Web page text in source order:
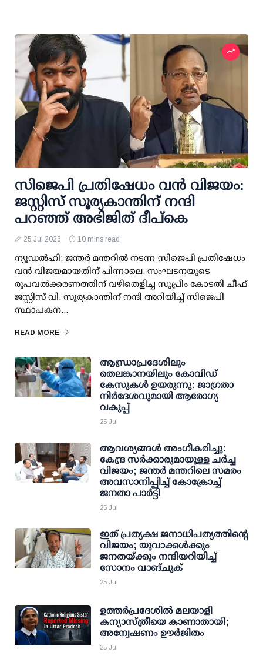
സിജെപി പ്രതിഷേധം വന്‍ വിജയം:
ജസ്റ്റിസ് സൂര്യകാന്തിന് നന്ദി
പറഞ്ഞ് അഭിജിത് ദീപ്കെ
25 Jul 2026 10 mins read
ന്യൂഡല്‍ഹി: ജന്തര്‍ മന്തറില്‍ നടന്ന സിജെപി പ്രതിഷേധം
വന്‍ വിജയമായതിന് പിന്നാലെ, സംഘടനയുടെ
രൂപവല്‍ക്കരണത്തിന് വഴിതെളിച്ച സുപ്രീം കോടതി ചീഫ്
ജസ്റ്റിസ് വി. സൂര്യകാന്തിന് നന്ദി അറിയിച്ച് സിജെപി
സ്ഥാപകന...
READ MORE
ആന്ധ്രാപ്രദേശിലും
തെലങ്കാനയിലും കോവിഡ്
കേസുകള്‍ ഉയരുന്നു: ജാഗ്രതാ
നിര്‍ദേശവുമായി ആരോഗ്യ
വകുപ്പ്
25 Jul
ആവശ്യങ്ങള്‍ അംഗീകരിച്ചു:
കേന്ദ്ര സര്‍ക്കാരുമായുള്ള ചര്‍ച്ച
വിജയം; ജന്തര്‍ മന്തറിലെ സമരം
അവസാനിപ്പിച്ച് കോക്രോച്ച്
ജനതാ പാര്‍ട്ടി
25 Jul
ഇത് പ്രത്യക്ഷ ജനാധിപത്യത്തിന്റെ
വിജയം; യുവാക്കള്‍ക്കും
ജനതയ്ക്കും നന്ദിയറിയിച്ച്
സോനം വാങ്ചുക്
25 Jul
ഉത്തർപ്രദേശിൽ മലയാളി
കന്യാസ്ത്രീയെ കാണാതായി;
അന്വേഷണം ഊർജിതം
25 Jul